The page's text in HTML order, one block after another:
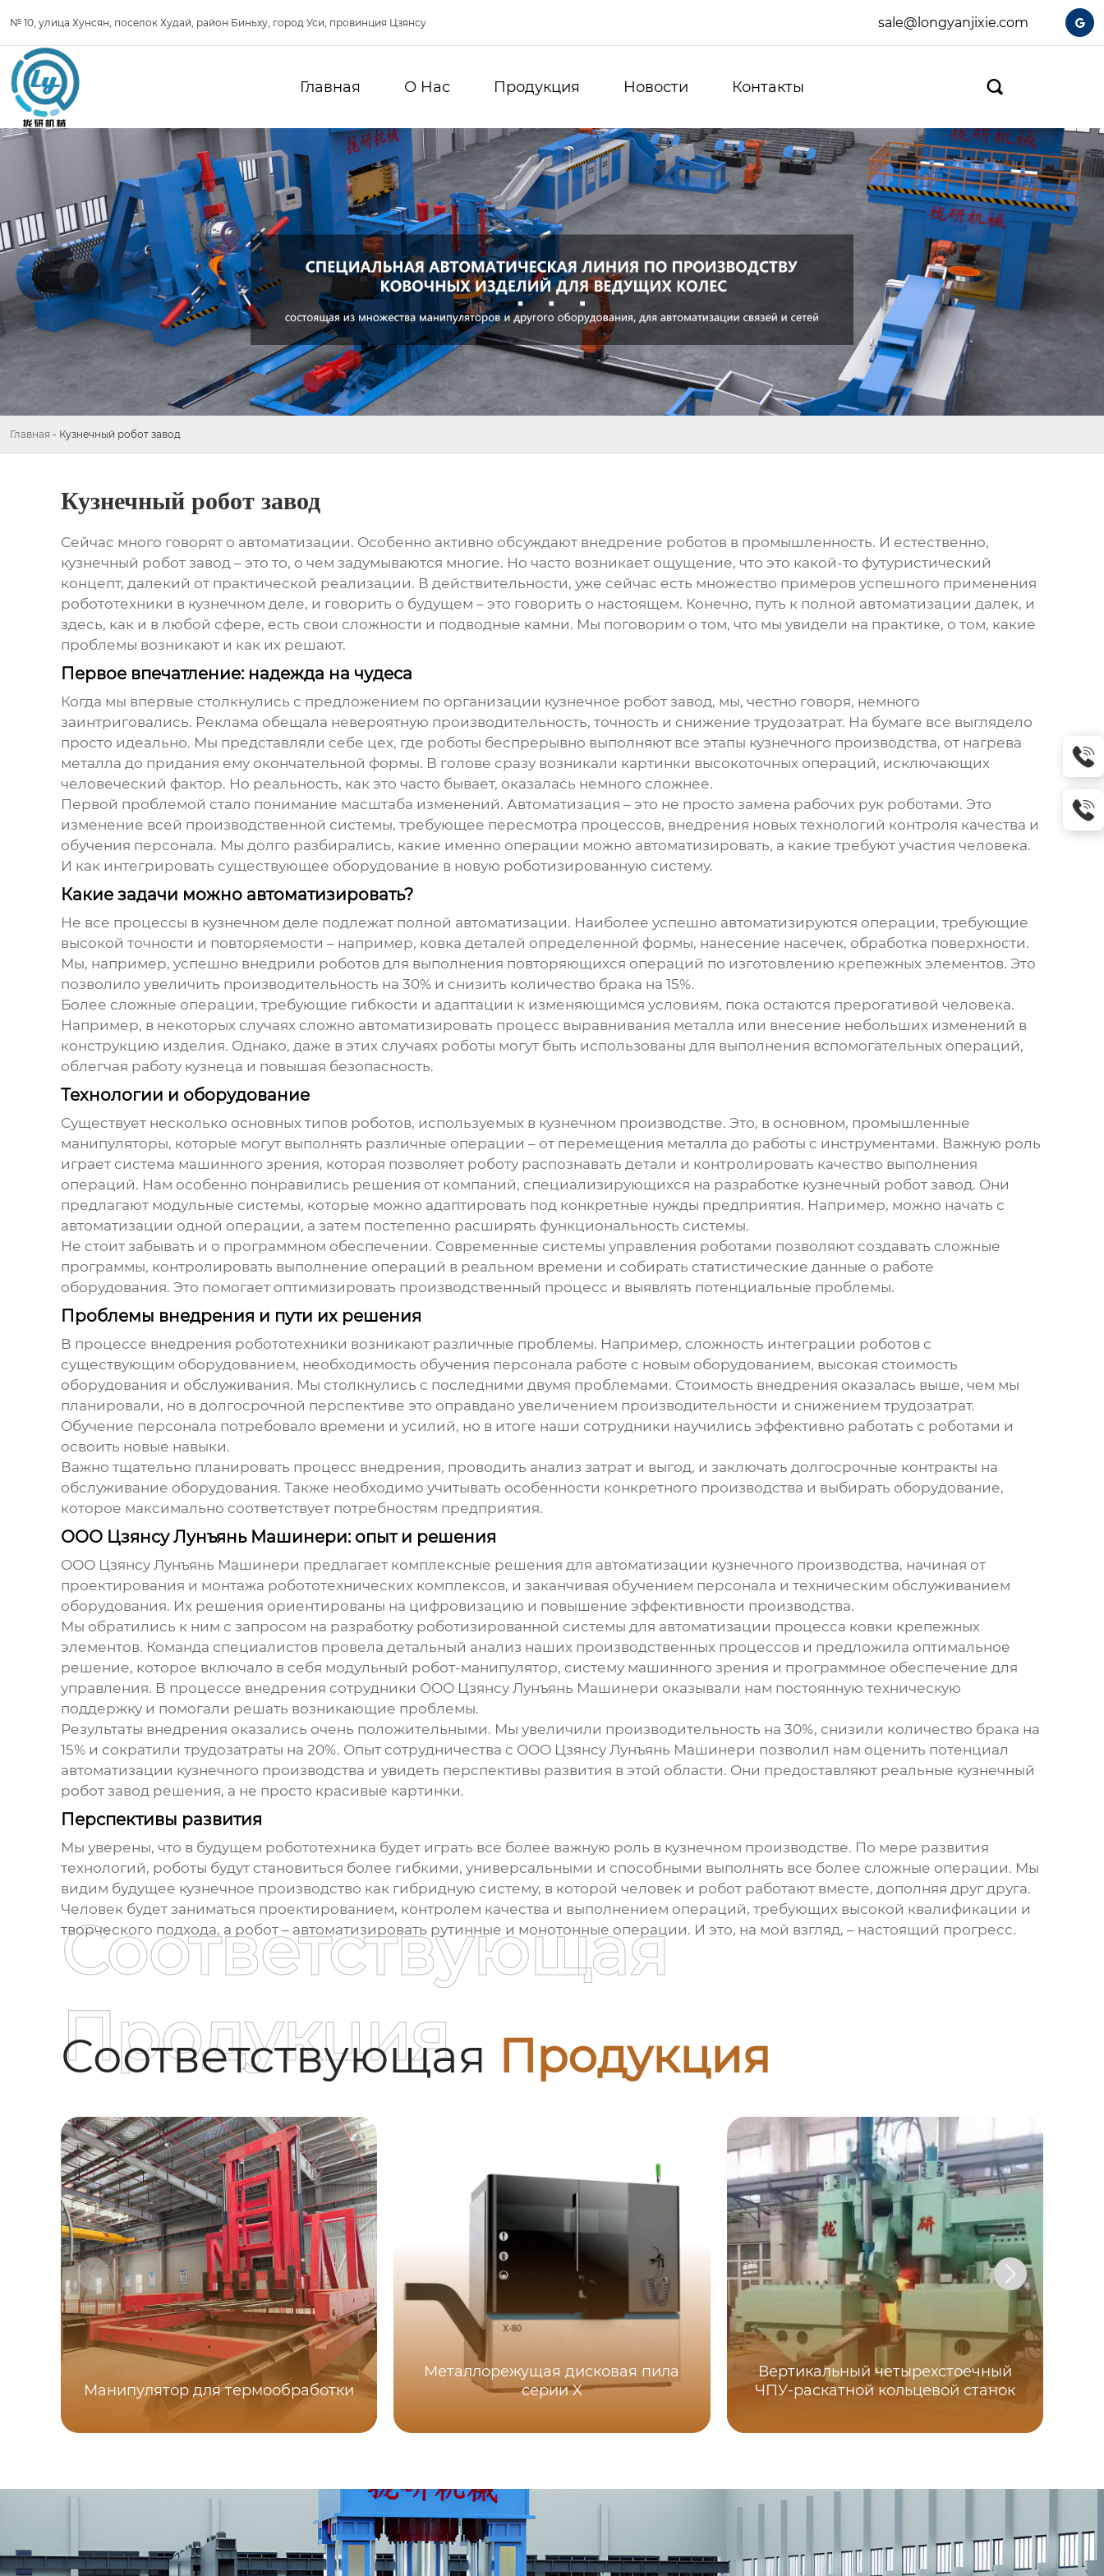
№ 10, улица Хунсян, поселок Худай, район Биньху, город Уси, провинция Цзянсу sale@longyanjixie.com 
Главная О Hас Продукция Новости Контакты 
Главная - Кузнечный робот завод
Кузнечный робот завод
Сейчас много говорят о автоматизации. Особенно активно обсуждают внедрение роботов в промышленность. И естественно,
кузнечный робот завод– это то, о чем задумываются многие. Но часто возникает ощущение, что это какой-то футуристический
концепт, далекий от практической реализации. В действительности, уже сейчас есть множество примеров успешного применения
робототехники в кузнечном деле, и говорить о будущем – это говорить о настоящем. Конечно, путь к полной автоматизации далек, и
здесь, как и в любой сфере, есть свои сложности и подводные камни. Мы поговорим о том, что мы увидели на практике, о том, какие
проблемы возникают и как их решают.
Первое впечатление: надежда на чудеса
Когда мы впервые столкнулись с предложением по организации кузнечное робот завод, мы, честно говоря, немного
заинтриговались. Реклама обещала невероятную производительность, точность и снижение трудозатрат. На бумаге все выглядело
просто идеально. Мы представляли себе цех, где роботы беспрерывно выполняют все этапы кузнечного производства, от нагрева
металла до придания ему окончательной формы. В голове сразу возникали картинки высокоточных операций, исключающих
человеческий фактор. Но реальность, как это часто бывает, оказалась немного сложнее.
Первой проблемой стало понимание масштаба изменений. Автоматизация – это не просто замена рабочих рук роботами. Это
изменение всей производственной системы, требующее пересмотра процессов, внедрения новых технологий контроля качества и
обучения персонала. Мы долго разбирались, какие именно операции можно автоматизировать, а какие требуют участия человека.
И как интегрировать существующее оборудование в новую роботизированную систему.
Какие задачи можно автоматизировать?
Не все процессы в кузнечном деле подлежат полной автоматизации. Наиболее успешно автоматизируются операции, требующие
высокой точности и повторяемости – например, ковка деталей определенной формы, нанесение насечек, обработка поверхности.
Мы, например, успешно внедрили роботов для выполнения повторяющихся операций по изготовлению крепежных элементов. Это
позволило увеличить производительность на 30% и снизить количество брака на 15%.
Более сложные операции, требующие гибкости и адаптации к изменяющимся условиям, пока остаются прерогативой человека.
Например, в некоторых случаях сложно автоматизировать процесс выравнивания металла или внесение небольших изменений в
конструкцию изделия. Однако, даже в этих случаях роботы могут быть использованы для выполнения вспомогательных операций,
облегчая работу кузнеца и повышая безопасность.
Технологии и оборудование
Существует несколько основных типов роботов, используемых в кузнечном производстве. Это, в основном, промышленные
манипуляторы, которые могут выполнять различные операции – от перемещения металла до работы с инструментами. Важную роль
играет система машинного зрения, которая позволяет роботу распознавать детали и контролировать качество выполнения
операций. Нам особенно понравились решения от компаний, специализирующихся на разработке кузнечный робот завод. Они
предлагают модульные системы, которые можно адаптировать под конкретные нужды предприятия. Например, можно начать с
автоматизации одной операции, а затем постепенно расширять функциональность системы.
Не стоит забывать и о программном обеспечении. Современные системы управления роботами позволяют создавать сложные
программы, контролировать выполнение операций в реальном времени и собирать статистические данные о работе
оборудования. Это помогает оптимизировать производственный процесс и выявлять потенциальные проблемы.
Проблемы внедрения и пути их решения
В процессе внедрения робототехники возникают различные проблемы. Например, сложность интеграции роботов с
существующим оборудованием, необходимость обучения персонала работе с новым оборудованием, высокая стоимость
оборудования и обслуживания. Мы столкнулись с последними двумя проблемами. Стоимость внедрения оказалась выше, чем мы
планировали, но в долгосрочной перспективе это оправдано увеличением производительности и снижением трудозатрат.
Обучение персонала потребовало времени и усилий, но в итоге наши сотрудники научились эффективно работать с роботами и
освоить новые навыки.
Важно тщательно планировать процесс внедрения, проводить анализ затрат и выгод, и заключать долгосрочные контракты на
обслуживание оборудования. Также необходимо учитывать особенности конкретного производства и выбирать оборудование,
которое максимально соответствует потребностям предприятия.
ООО Цзянсу Лунъянь Машинери: опыт и решения
ООО Цзянсу Лунъянь Машинери предлагает комплексные решения для автоматизации кузнечного производства, начиная от
проектирования и монтажа робототехнических комплексов, и заканчивая обучением персонала и техническим обслуживанием
оборудования. Их решения ориентированы на цифровизацию и повышение эффективности производства.
Мы обратились к ним с запросом на разработку роботизированной системы для автоматизации процесса ковки крепежных
элементов. Команда специалистов провела детальный анализ наших производственных процессов и предложила оптимальное
решение, которое включало в себя модульный робот-манипулятор, систему машинного зрения и программное обеспечение для
управления. В процессе внедрения сотрудники ООО Цзянсу Лунъянь Машинери оказывали нам постоянную техническую
поддержку и помогали решать возникающие проблемы.
Результаты внедрения оказались очень положительными. Мы увеличили производительность на 30%, снизили количество брака на
15% и сократили трудозатраты на 20%. Опыт сотрудничества с ООО Цзянсу Лунъянь Машинери позволил нам оценить потенциал
автоматизации кузнечного производства и увидеть перспективы развития в этой области. Они предоставляют реальные кузнечный
робот заводрешения, а не просто красивые картинки.
Перспективы развития
Мы уверены, что в будущем робототехника будет играть все более важную роль в кузнечном производстве. По мере развития
технологий, роботы будут становиться более гибкими, универсальными и способными выполнять все более сложные операции. Мы
видим будущее кузнечное производство как гибридную систему, в которой человек и робот работают вместе, дополняя друг друга.
Человек будет заниматься проектированием, контролем качества и выполнением операций, требующих высокой квалификации и
творческого подхода, а робот – автоматизировать рутинные и монотонные операции. И это, на мой взгляд, – настоящий прогресс.
Соответствующая Продукция
Соответствующая
Продукция
Манипулятор для термообработки
Металлорежущая дисковая пила
серии X
Вертикальный четырехстоечный
ЧПУ-раскатной кольцевой станок